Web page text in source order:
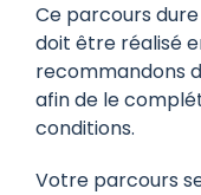
Ce parcours
doit être réalisé
recommandons
afin de le
conditions.
Votre parcours